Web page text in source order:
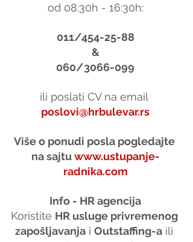
od 08:30h - 16:30h:
011/454-25-88
&
060/3066-099
ili poslati CV na email
poslovi@hrbulevar.rs
Više o ponudi posla pogledajte
na sajtu www.ustupanje-
radnika.com
Info - HR agencija
Koristite HR usluge privremenog
zapošljavanja i Outstaffing-a ili